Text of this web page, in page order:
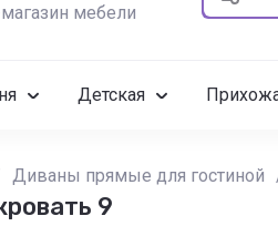
мебели
Детская
Диваны прямые для гостиной
9